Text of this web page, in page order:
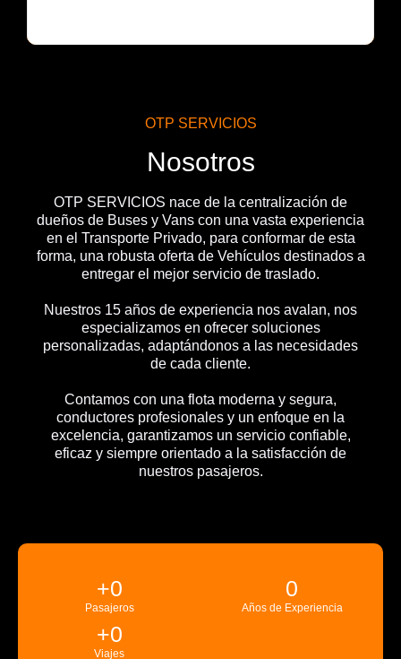
OTP SERVICIOS
Nosotros
OTP SERVICIOS nace de la centralización de
dueños de Buses y Vans con una vasta experiencia
en el Transporte Privado, para conformar de esta
forma, una robusta oferta de Vehículos destinados a
entregar el mejor servicio de traslado.
Nuestros 15 años de experiencia nos avalan, nos
especializamos en ofrecer soluciones
personalizadas, adaptándonos a las necesidades
de cada cliente.
Contamos con una flota moderna y segura,
conductores profesionales y un enfoque en la
excelencia, garantizamos un servicio confiable,
eficaz y siempre orientado a la satisfacción de
nuestros pasajeros.
Pasajeros
+0
Años de Experiencia
0
Viajes
+0